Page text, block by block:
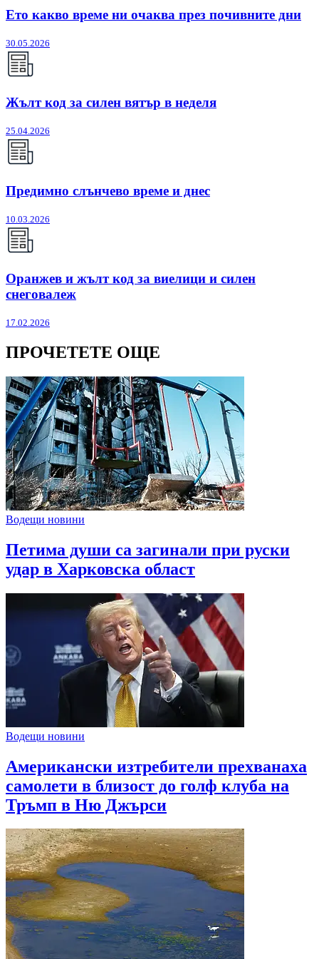
Ето какво време ни очаква през почивните дни
30.05.2026
Жълт код за силен вятър в неделя
25.04.2026
Предимно слънчево време и днес
10.03.2026
Оранжев и жълт код за виелици и силен
снеговалеж
17.02.2026
ПРОЧЕТЕТЕ ОЩЕ
Водещи новини
Петима души са загинали при руски
удар в Харковска област
Водещи новини
Американски изтребители прехванаха
самолети в близост до голф клуба на
Тръмп в Ню Джърси